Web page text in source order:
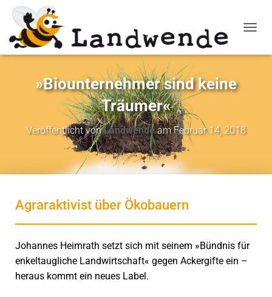
»Biounternehmer sind keine
Träumer«
Veröffentlicht vonLandwendeamFebruar 14, 2018
Agraraktivist über Ökobauern
Johannes Heimrath setzt sich mit seinem »Bündnis für
enkeltaugliche Landwirtschaft« gegen Ackergifte ein –
heraus kommt ein neues Label.